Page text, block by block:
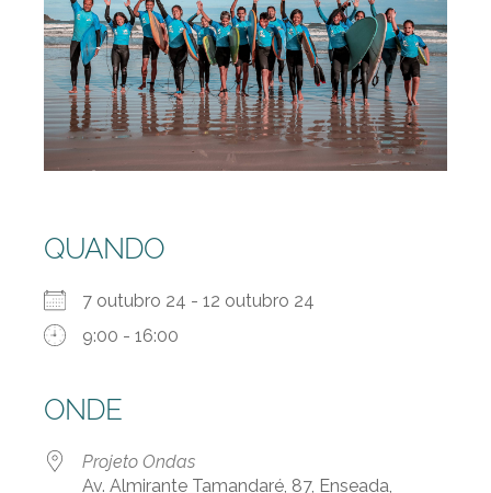
QUANDO
7 outubro 24 - 12 outubro 24
9:00 - 16:00
ONDE
Projeto Ondas
Av. Almirante Tamandaré, 87, Enseada,